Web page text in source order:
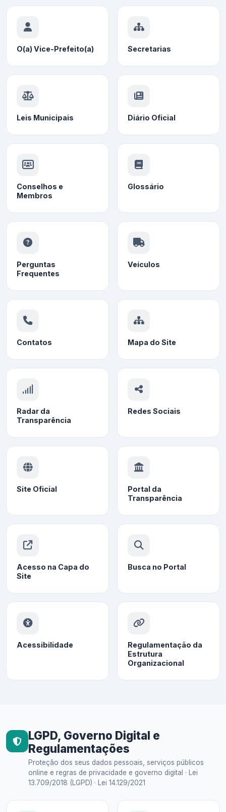
O(a) Vice-Prefeito(a) Secretarias
Leis Municipais Diário Oficial
Conselhos e
Membros
Glossário
Perguntas
Frequentes
Veículos
Contatos Mapa do Site
Radar da
Transparência
Redes Sociais
Site Oficial
Portal da
Transparência
Acesso na Capa do
Site
Busca no Portal
Acessibilidade
Regulamentação da
Estrutura
Organizacional
LGPD, Governo Digital e
Regulamentações
Proteção dos seus dados pessoais, serviços públicos
online e regras de privacidade e governo digital · Lei
13.709/2018 (LGPD) · Lei 14.129/2021